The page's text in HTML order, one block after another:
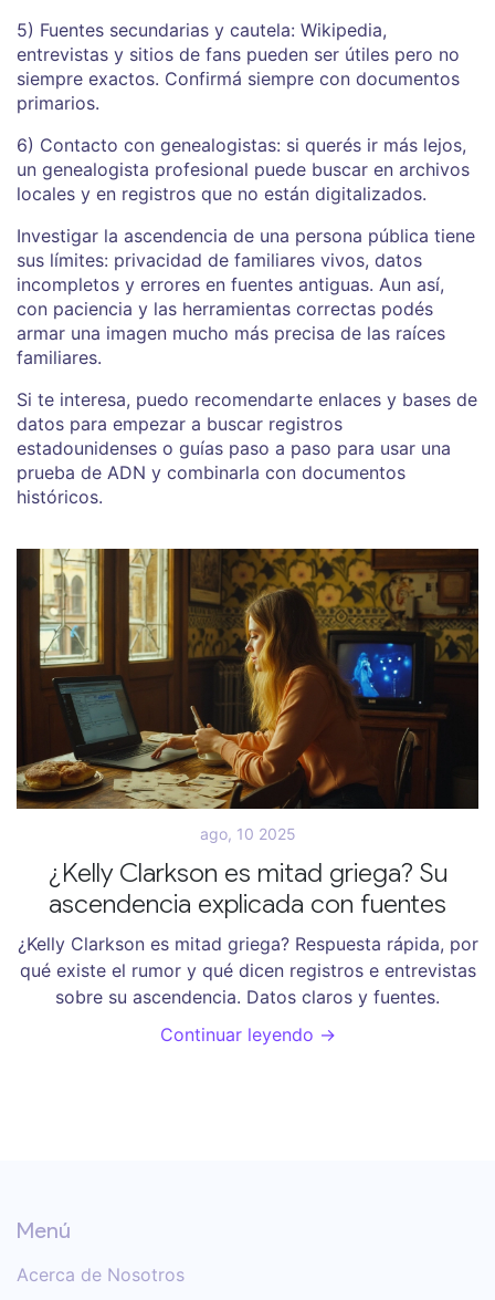
5) Fuentes secundarias y cautela: Wikipedia,
entrevistas y sitios de fans pueden ser útiles pero no
siempre exactos. Confirmá siempre con documentos
primarios.
6) Contacto con genealogistas: si querés ir más lejos,
un genealogista profesional puede buscar en archivos
locales y en registros que no están digitalizados.
Investigar la ascendencia de una persona pública tiene
sus límites: privacidad de familiares vivos, datos
incompletos y errores en fuentes antiguas. Aun así,
con paciencia y las herramientas correctas podés
armar una imagen mucho más precisa de las raíces
familiares.
Si te interesa, puedo recomendarte enlaces y bases de
datos para empezar a buscar registros
estadounidenses o guías paso a paso para usar una
prueba de ADN y combinarla con documentos
históricos.
ago, 10 2025
¿Kelly Clarkson es mitad griega? Su
ascendencia explicada con fuentes
¿Kelly Clarkson es mitad griega? Respuesta rápida, por
qué existe el rumor y qué dicen registros e entrevistas
sobre su ascendencia. Datos claros y fuentes.
Continuar leyendo →
Menú
Acerca de Nosotros